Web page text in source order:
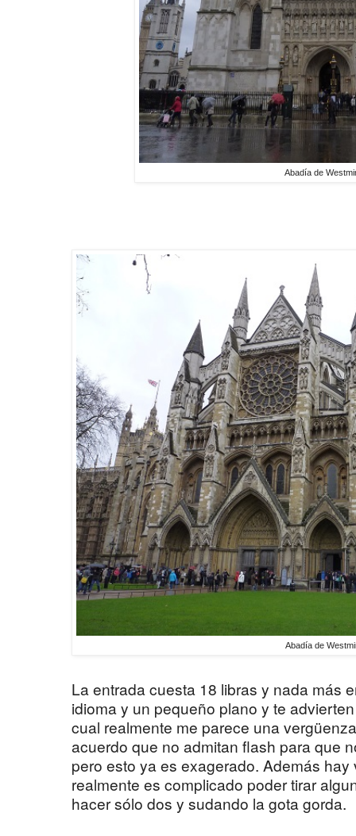
Abadía de
Abadía de
La entrada cuesta 18 libras y nada más
idioma y un pequeño plano y te
cual realmente me parece una
acuerdo que no admitan flash para que
pero esto ya es exagerado. Además
realmente es complicado poder tirar
hacer sólo dos y sudando la gota gorda.